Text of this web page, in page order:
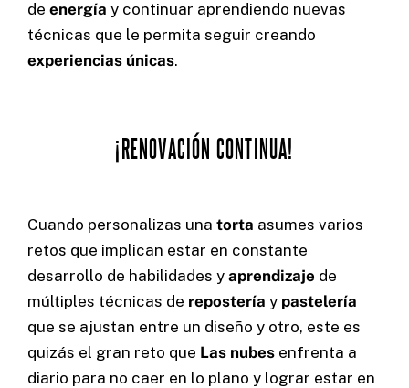
de energía y continuar aprendiendo nuevas
técnicas que le permita seguir creando
experiencias únicas.
¡RENOVACIÓN CONTINUA!
Cuando personalizas una torta asumes varios
retos que implican estar en constante
desarrollo de habilidades y aprendizaje de
múltiples técnicas de repostería y pastelería
que se ajustan entre un diseño y otro, este es
quizás el gran reto que Las nubes enfrenta a
diario para no caer en lo plano y lograr estar en